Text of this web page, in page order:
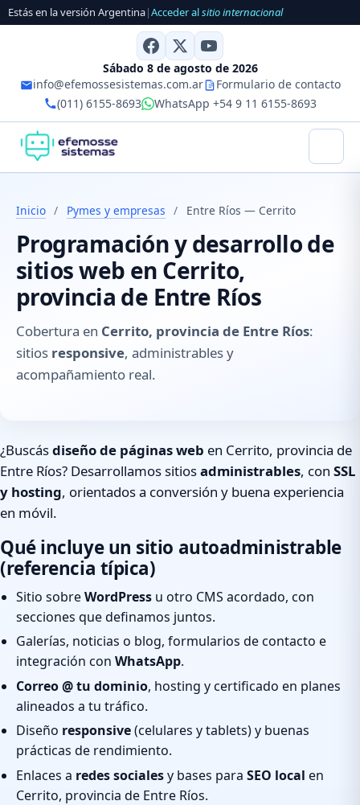
Estás en la versión Argentina|Acceder alsitio internacional
Sábado 8 de agosto de 2026
info@efemossesistemas.com.ar
Formulario de contacto
(011) 6155-8693
WhatsApp +54 9 11 6155-8693
Inicio / Pymes y empresas / Entre Ríos — Cerrito
Programación y desarrollo de
sitios web en Cerrito,
provincia de Entre Ríos
Cobertura en Cerrito, provincia de Entre Ríos:
sitios responsive, administrables y
acompañamiento real.
¿Buscásdiseño de páginas web en Cerrito, provincia de
Entre Ríos? Desarrollamos sitiosadministrables, con SSL
y hosting, orientados a conversión y buena experiencia
en móvil.
Qué incluye un sitio autoadministrable
(referencia típica)
Sitio sobreWordPress u otro CMS acordado, con
secciones que definamos juntos.
Galerías, noticias o blog, formularios de contacto e
integración con WhatsApp.
Correo @ tu dominio, hosting y certificado en planes
alineados a tu tráfico.
Diseño responsive(celulares y tablets) y buenas
prácticas de rendimiento.
Enlaces a redes socialesy bases para SEO local en
Cerrito, provincia de Entre Ríos.